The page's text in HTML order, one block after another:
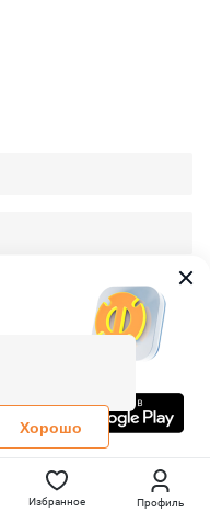
Избранное Профиль
Хорошо